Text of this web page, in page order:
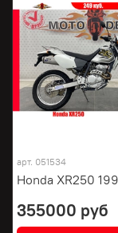
арт. 051534
Honda XR250
355000 руб